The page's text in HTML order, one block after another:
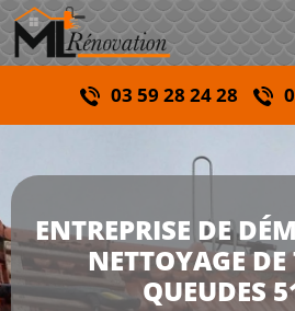
03 59 28 24 28
ENTREPRISE DE
NETTOYAGE DE
QUEUDES